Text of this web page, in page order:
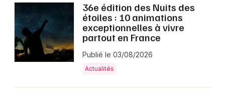
36e édition des Nuits des
étoiles : 10 animations
exceptionnelles à vivre
partout en France
Publié le 03/08/2026
Actualités